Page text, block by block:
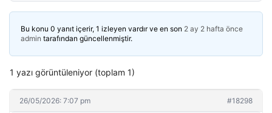
Bu konu 0 yanıt içerir, 1 izleyen vardır ve en son 2 ay 2 hafta önce
admin tarafından güncellenmiştir.
1 yazı görüntüleniyor (toplam 1)
26/05/2026: 7:07 pm #18298